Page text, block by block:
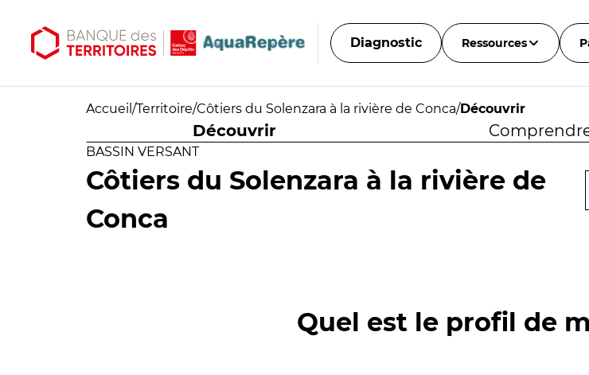
Diagnostic Ressources
Accueil /Territoire/Côtiers du Solenzara à la rivière de Conca/Découvrir
Découvrir
BASSIN VERSANT
Côtiers du Solenzara à la rivière de
Conca
Quel est le profil de